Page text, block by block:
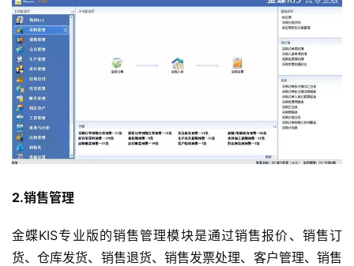
2.销售管理
金蝶KIS专业版的销售管理模块是通过销售报价、销售订
货、仓库发货、销售退货、销售发票处理、客户管理、销售